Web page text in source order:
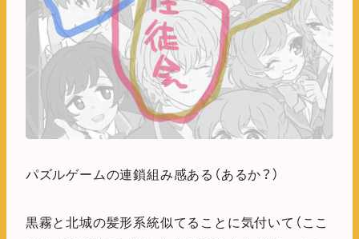
パズルゲームの連鎖組み感ある（あるか？）
黒霧と北城の髪形系統似てることに気付いて（ここ